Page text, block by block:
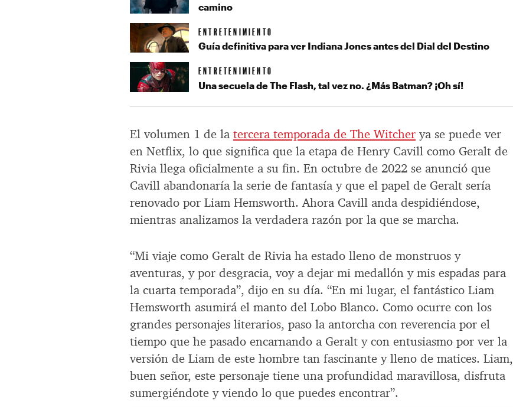
El volumen 1 de latercera temporada de The Witcher ya se puede ver
en Netflix, lo que significa que la etapa de Henry Cavill como Geralt de
Rivia llega oficialmente a su fin. En octubre de 2022 se anunció que
Cavill abandonaría la serie de fantasía y que el papel de Geralt sería
renovado por Liam Hemsworth. Ahora Cavill anda despidiéndose,
mientras analizamos la verdadera razón por la que se marcha.
“Mi viaje como Geralt de Rivia ha estado lleno de monstruos y
aventuras, y por desgracia, voy a dejar mi medallón y mis espadas para
la cuarta temporada”, dijo en su día. “En mi lugar, el fantástico Liam
Hemsworth asumirá el manto del Lobo Blanco. Como ocurre con los
grandes personajes literarios, paso la antorcha con reverencia por el
tiempo que he pasado encarnando a Geralt y con entusiasmo por ver la
versión de Liam de este hombre tan fascinante y lleno de matices. Liam,
buen señor, este personaje tiene una profundidad maravillosa, disfruta
sumergiéndote y viendo lo que puedes encontrar”.
camino
ENTRETENIMIENTO
Guía definitiva para ver Indiana Jones antes del Dial del Destino
ENTRETENIMIENTO
Una secuela de The Flash, tal vez no. ¿Más Batman? ¡Oh sí!